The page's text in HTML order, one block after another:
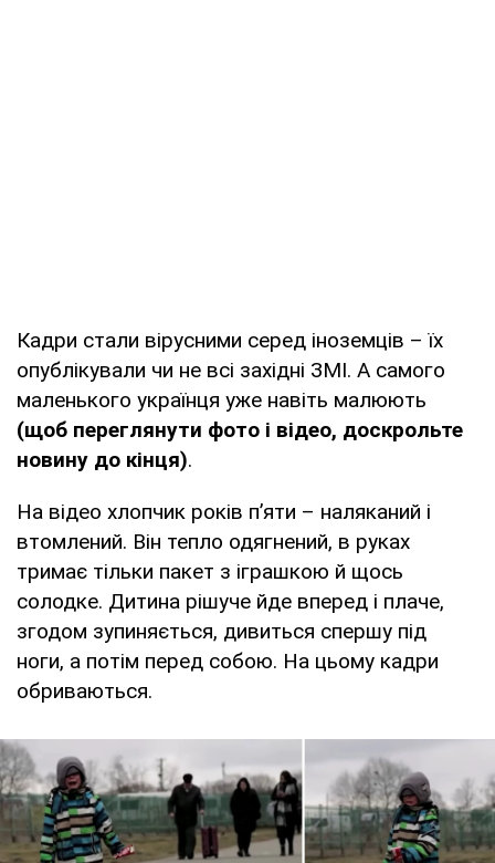
Кадри стали вірусними серед іноземців – їх
опублікували чи не всі західні ЗМІ. А самого
маленького українця уже навіть малюють
(щоб переглянути фото і відео, доскрольте
новину до кінця).
На відео хлопчик років п’яти – наляканий і
втомлений. Він тепло одягнений, в руках
тримає тільки пакет з іграшкою й щось
солодке. Дитина рішуче йде вперед і плаче,
згодом зупиняється, дивиться спершу під
ноги, а потім перед собою. На цьому кадри
обриваються.